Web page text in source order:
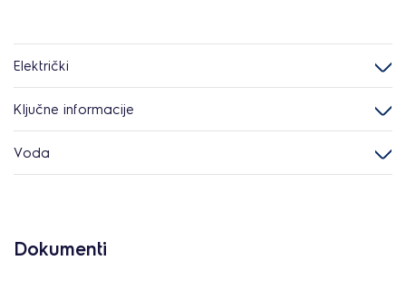
Električki
Ključne informacije
Voda
Dokumenti